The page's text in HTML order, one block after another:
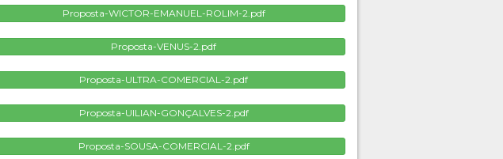
Proposta-WICTOR-EMANUEL-ROLIM-2.pdf
Proposta-VENUS-2.pdf
Proposta-ULTRA-COMERCIAL-2.pdf
Proposta-UILIAN-GONÇALVES-2.pdf
Proposta-SOUSA-COMERCIAL-2.pdf